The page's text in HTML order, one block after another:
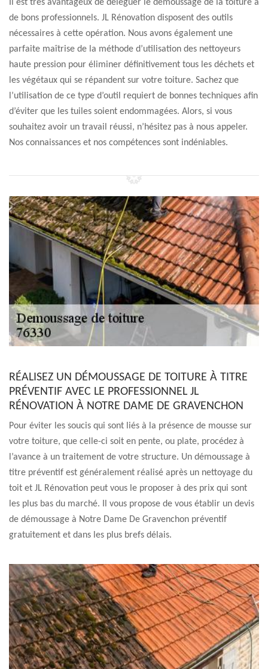
Il est très avantageux de déléguer le démoussage de la toiture à
de bons professionnels. JL Rénovation disposent des outils
nécessaires à cette opération. Nous avons également une
parfaite maîtrise de la méthode d’utilisation des nettoyeurs
haute pression pour éliminer définitivement tous les déchets et
les végétaux qui se répandent sur votre toiture. Sachez que
l’utilisation de ce type d’outil requiert de bonnes techniques afin
d’éviter que les tuiles soient endommagées. Alors, si vous
souhaitez avoir un travail réussi, n’hésitez pas à nous appeler.
Nos connaissances et nos compétences sont indéniables.
RÉALISEZ UN DÉMOUSSAGE DE TOITURE À TITRE
PRÉVENTIF AVEC LE PROFESSIONNEL JL
RÉNOVATION À NOTRE DAME DE GRAVENCHON
Pour éviter les soucis qui sont liés à la présence de mousse sur
votre toiture, que celle-ci soit en pente, ou plate, procédez à
l’avance à un traitement de votre structure. Un démoussage à
titre préventif est généralement réalisé après un nettoyage du
toit et JL Rénovation peut vous le proposer à des prix qui sont
les plus bas du marché. Il vous propose de vous établir un devis
de démoussage à Notre Dame De Gravenchon préventif
gratuitement et dans les plus brefs délais.